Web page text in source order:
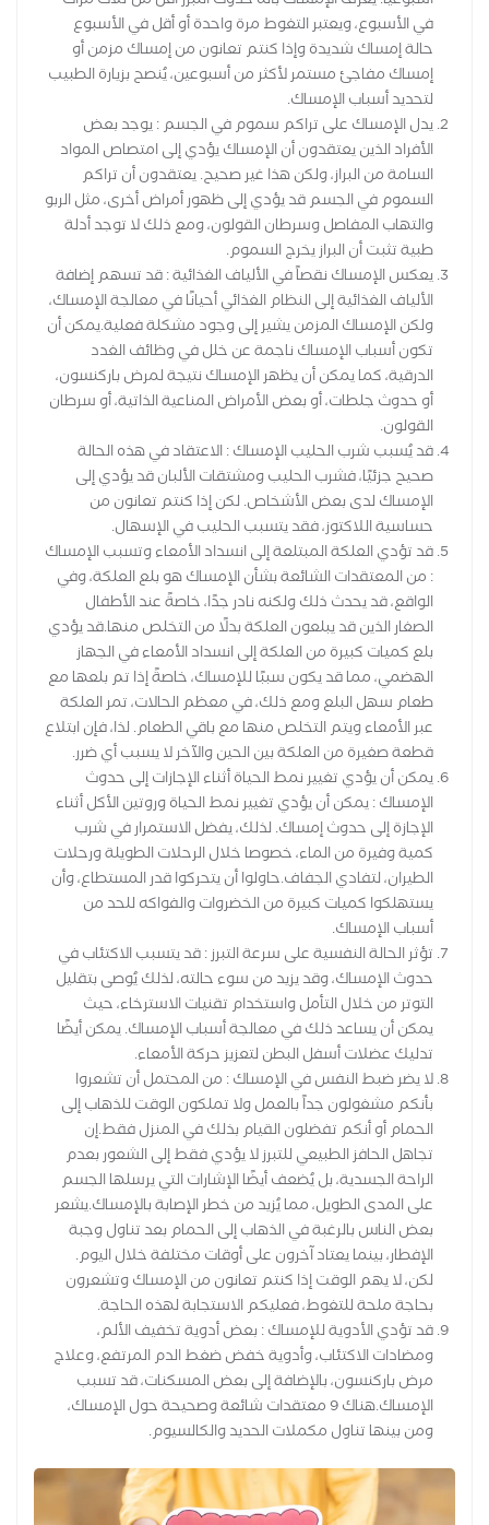
في الأسبوع، ويعتبر التغوط مرة واحدة أو أقل في الأسبوع
حالة إمساك شديدة وإذا كنتم تعانون من إمساك مزمن أو
إمساك مفاجئ مستمر لأكثر من أسبوعين، يُنصح بزيارة الطبيب
لتحديد أسباب الإمساك.
يدل الإمساك على تراكم سموم في الجسم : يوجد بعض
الأفراد الذين يعتقدون أن الإمساك يؤدي إلى امتصاص المواد
السامة من البراز، ولكن هذا غير صحيح. يعتقدون أن تراكم
السموم في الجسم قد يؤدي إلى ظهور أمراض أخرى، مثل الربو
والتهاب المفاصل وسرطان القولون، ومع ذلك لا توجد أدلة
طبية تثبت أن البراز يخرج السموم.
يعكس الإمساك نقصاً في الألياف الغذائية : قد تسهم إضافة
الألياف الغذائية إلى النظام الغذائي أحيانًا في معالجة الإمساك،
ولكن الإمساك المزمن يشير إلى وجود مشكلة فعلية.يمكن أن
تكون أسباب الإمساك ناجمة عن خلل في وظائف الغدد
الدرقية، كما يمكن أن يظهر الإمساك نتيجة لمرض باركنسون،
أو حدوث جلطات، أو بعض الأمراض المناعية الذاتية، أو سرطان
القولون.
قد يُسبب شرب الحليب الإمساك : الاعتقاد في هذه الحالة
صحيح جزئيًا، فشرب الحليب ومشتقات الألبان قد يؤدي إلى
الإمساك لدى بعض الأشخاص. لكن إذا كنتم تعانون من
حساسية اللاكتوز، فقد يتسبب الحليب في الإسهال.
قد تؤدي العلكة المبتلعة إلى انسداد الأمعاء وتسبب الإمساك
: من المعتقدات الشائعة بشأن الإمساك هو بلع العلكة، وفي
الواقع، قد يحدث ذلك ولكنه نادر جدًا، خاصةً عند الأطفال
الصغار الذين قد يبلعون العلكة بدلًا من التخلص منها.قد يؤدي
بلع كميات كبيرة من العلكة إلى انسداد الأمعاء في الجهاز
الهضمي، مما قد يكون سببًا للإمساك، خاصةً إذا تم بلعها مع
طعام سهل البلع ومع ذلك، في معظم الحالات، تمر العلكة
عبر الأمعاء ويتم التخلص منها مع باقي الطعام. لذا، فإن ابتلاع
قطعة صغيرة من العلكة بين الحين والآخر لا يسبب أي ضرر.
يمكن أن يؤدي تغيير نمط الحياة أثناء الإجازات إلى حدوث
الإمساك : يمكن أن يؤدي تغيير نمط الحياة وروتين الأكل أثناء
الإجازة إلى حدوث إمساك. لذلك، يفضل الاستمرار في شرب
كمية وفيرة من الماء، خصوصا خلال الرحلات الطويلة ورحلات
الطيران، لتفادي الجفاف.حاولوا أن يتحركوا قدر المستطاع، وأن
يستهلكوا كميات كبيرة من الخضروات والفواكه للحد من
أسباب الإمساك.
تؤثر الحالة النفسية على سرعة التبرز : قد يتسبب الاكتئاب في
حدوث الإمساك، وقد يزيد من سوء حالته، لذلك يُوصى بتقليل
التوتر من خلال التأمل واستخدام تقنيات الاسترخاء، حيث
يمكن أن يساعد ذلك في معالجة أسباب الإمساك. يمكن أيضًا
تدليك عضلات أسفل البطن لتعزيز حركة الأمعاء.
لا يضر ضبط النفس في الإمساك : من المحتمل أن تشعروا
بأنكم مشغولون جداً بالعمل ولا تملكون الوقت للذهاب إلى
الحمام أو أنكم تفضلون القيام بذلك في المنزل فقط.إن
تجاهل الحافز الطبيعي للتبرز لا يؤدي فقط إلى الشعور بعدم
الراحة الجسدية، بل يُضعف أيضًا الإشارات التي يرسلها الجسم
على المدى الطويل، مما يُزيد من خطر الإصابة بالإمساك.يشعر
بعض الناس بالرغبة في الذهاب إلى الحمام بعد تناول وجبة
الإفطار، بينما يعتاد آخرون على أوقات مختلفة خلال اليوم.
لكن، لا يهم الوقت إذا كنتم تعانون من الإمساك وتشعرون
بحاجة ملحة للتغوط، فعليكم الاستجابة لهذه الحاجة.
قد تؤدي الأدوية للإمساك : بعض أدوية تخفيف الألم،
ومضادات الاكتئاب، وأدوية خفض ضغط الدم المرتفع، وعلاج
مرض باركنسون، بالإضافة إلى بعض المسكنات، قد تسبب
الإمساك.هناك 9 معتقدات شائعة وصحيحة حول الإمساك،
ومن بينها تناول مكملات الحديد والكالسيوم.